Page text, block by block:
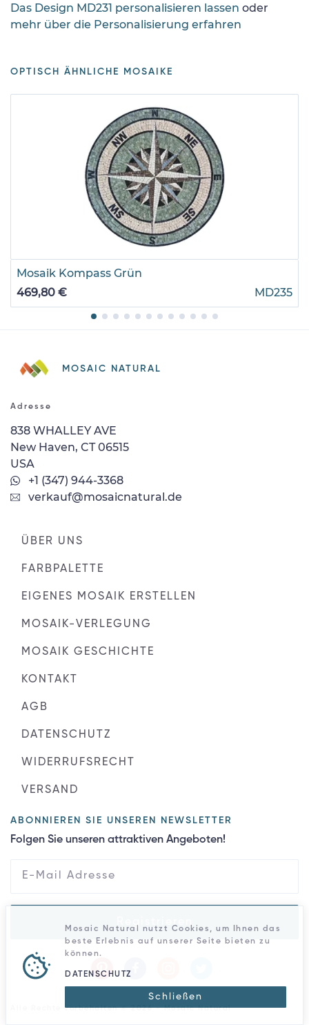
Das Design MD231 personalisieren lassen oder
mehr über die Personalisierung erfahren
OPTISCH ÄHNLICHE MOSAIKE
Mosaik Kompass Grün
469,80 €
MD235
MOSAIC NATURAL
Adresse
838 WHALLEY AVE
New Haven, CT 06515
USA
+1 (347) 944-3368
verkauf@mosaicnatural.de
ÜBER UNS
FARBPALETTE
EIGENES MOSAIK ERSTELLEN
MOSAIK-VERLEGUNG
MOSAIK GESCHICHTE
KONTAKT
AGB
DATENSCHUTZ
WIDERRUFSRECHT
VERSAND
ABONNIEREN SIE UNSEREN NEWSLETTER
Folgen Sie unseren attraktiven Angeboten!
Alle Rechte vorbehalten © 2026 - Mosaic Natural
Mosaic Natural nutzt Cookies, um Ihnen das
beste Erlebnis auf unserer Seite bieten zu
können.
DATENSCHUTZ
Schließen